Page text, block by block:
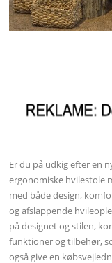
Er du på udkig efter en
ergonomiske hvilestole
med både design,
og afslappende
på designet og stilen,
funktioner og tilbehør,
også give en